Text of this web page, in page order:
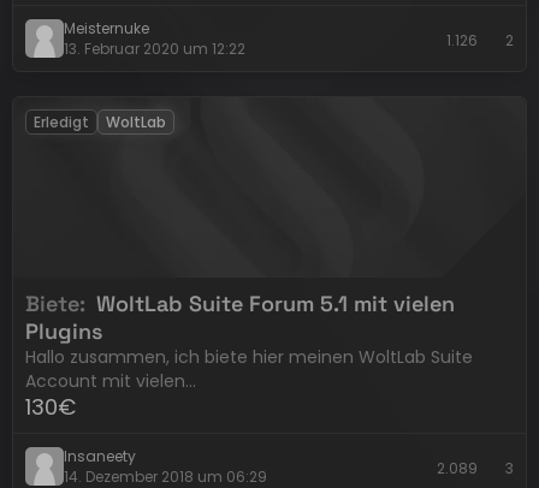
Meisternuke
13. Februar 2020 um 12:22
1.126 2
Erledigt WoltLab
Biete
WoltLab Suite Forum 5.1 mit vielen
Plugins
Hallo zusammen, ich biete hier meinen WoltLab Suite
Account mit vielen…
130€
Insaneety
14. Dezember 2018 um 06:29
2.089 3